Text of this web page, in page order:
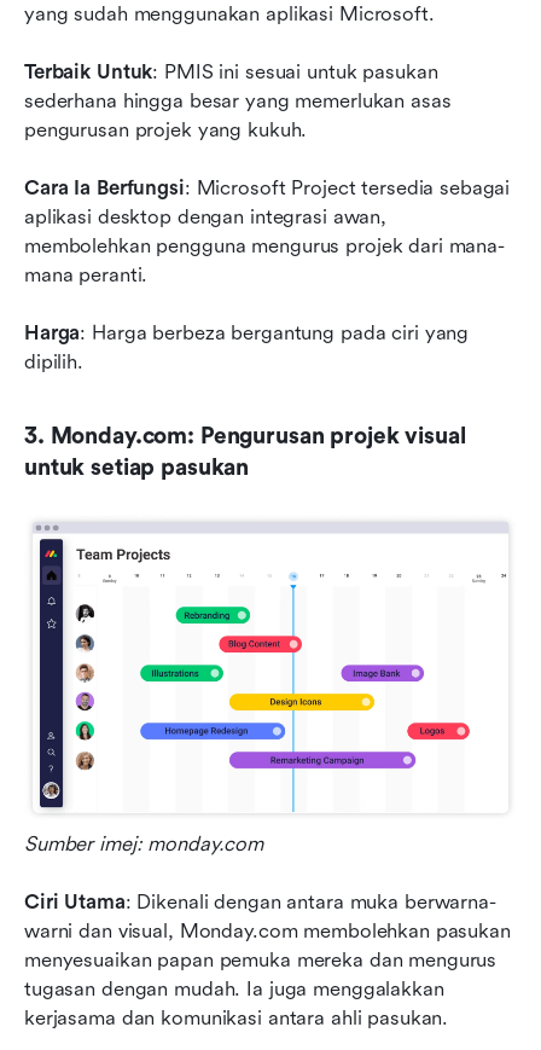
yang sudah menggunakan aplikasi Microsoft.
Terbaik Untuk: PMIS ini sesuai untuk pasukan
sederhana hingga besar yang memerlukan asas
pengurusan projek yang kukuh.
Cara Ia Berfungsi: Microsoft Project tersedia sebagai
aplikasi desktop dengan integrasi awan,
membolehkan pengguna mengurus projek dari mana-
mana peranti.
Harga: Harga berbeza bergantung pada ciri yang
dipilih.
3. Monday.com: Pengurusan projek visual
untuk setiap pasukan
Sumber imej: monday.com
Ciri Utama: Dikenali dengan antara muka berwarna-
warni dan visual, Monday.com membolehkan pasukan
menyesuaikan papan pemuka mereka dan mengurus
tugasan dengan mudah. Ia juga menggalakkan
kerjasama dan komunikasi antara ahli pasukan.